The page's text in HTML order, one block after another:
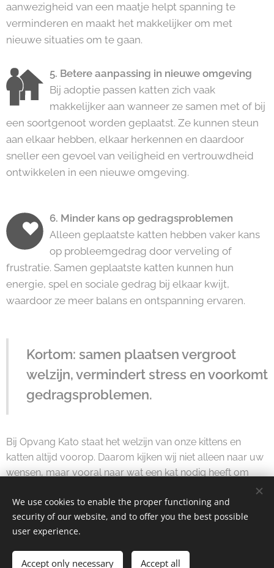
aanwezigheid van een maatje helpt spanning te
verminderen en maakt het makkelijker om met
nieuwe situaties om te gaan.
5. Betere aanpassing in nieuwe omgeving
Bij adoptie passen katten zich vaak
makkelijker aan wanneer ze samen met of bij
een soortgenoot worden geplaatst. Ze kunnen steun
aan elkaar hebben, elkaar herkennen en daardoor
sneller een gevoel van veiligheid en vertrouwdheid
ontwikkelen in een nieuwe omgeving.
6. Minder kans op gedragsproblemen
Alleen geplaatste katten hebben vaker kans
op probleemgedrag door verveling of
frustratie. Samen geplaatste katten kunnen hun
energie, spel en sociale gedrag bij elkaar kwijt,
waardoor ze meer balans en ontspanning ervaren.
Kortom: samen plaatsen vergroot
welzijn, vermindert stress en voorkomt
gedragsproblemen.
Bij Opvang Kato staat het welzijn van onze kittens en
katten altijd voorop. Daarom kijken wij niet alleen naar uw
wensen, maar vooral naar wat een kat nodig heeft om
We use cookies to enable the proper functioning and
security of our website, and to offer you the best possible
user experience.
Accept only necessary Accept all